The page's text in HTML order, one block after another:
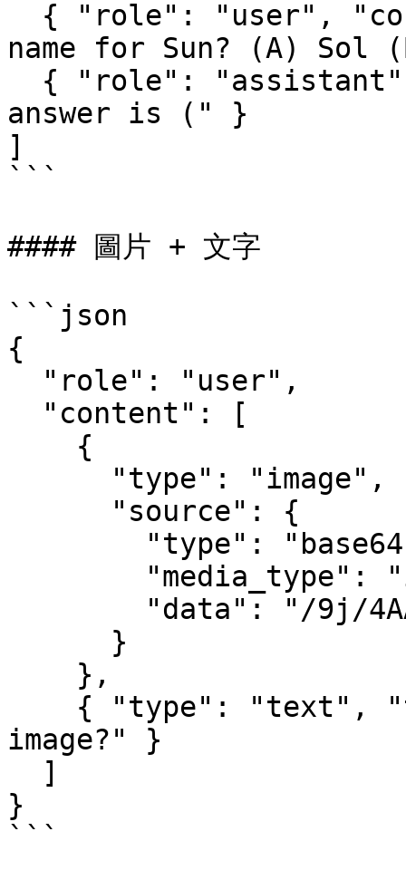
name for Sun? (A)
answer is (" }
]
```
#### 圖片 + 文字
```json
{
image?" }
}
```